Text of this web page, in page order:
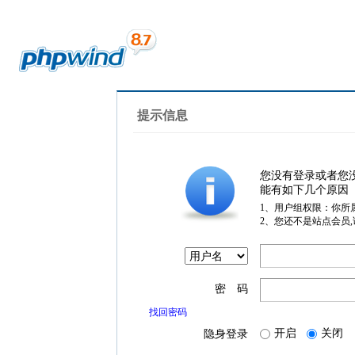
提示信息
您没有登录或者您
能有如下几个原因
1、用户组权限：你所
2、您还不是站点会员
密 码
找回密码
隐身登录 开启 关闭